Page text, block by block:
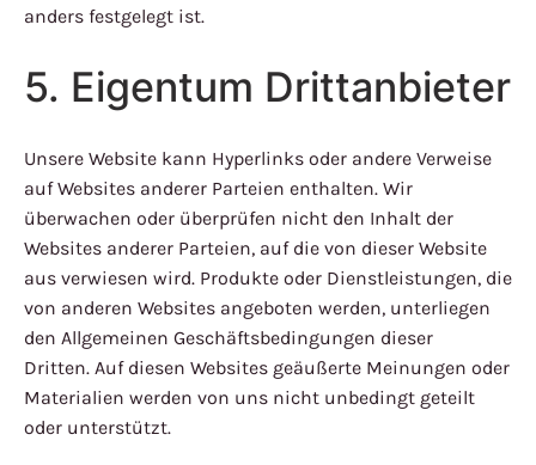
anders festgelegt ist.
5. Eigentum Drittanbieter
Unsere Website kann Hyperlinks oder andere Verweise
auf Websites anderer Parteien enthalten. Wir
überwachen oder überprüfen nicht den Inhalt der
Websites anderer Parteien, auf die von dieser Website
aus verwiesen wird. Produkte oder Dienstleistungen, die
von anderen Websites angeboten werden, unterliegen
den Allgemeinen Geschäftsbedingungen dieser
Dritten. Auf diesen Websites geäußerte Meinungen oder
Materialien werden von uns nicht unbedingt geteilt
oder unterstützt.